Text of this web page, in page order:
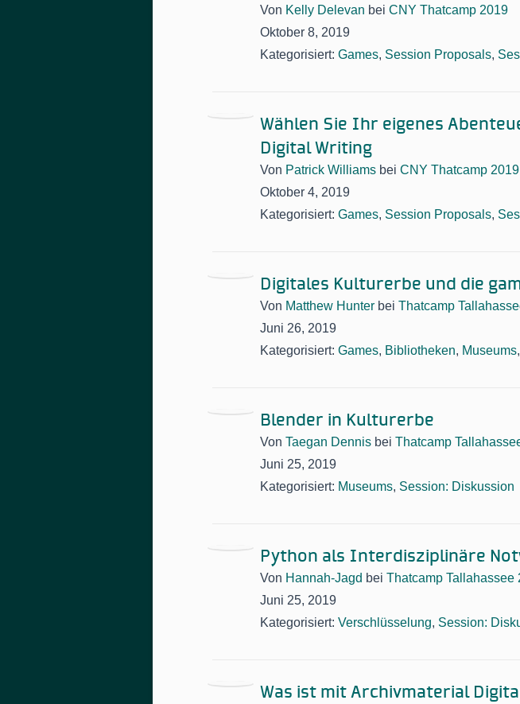
Von Kelly Delevan bei CNY Thatcamp 2019
Oktober 8, 2019
Kategorisiert: Games, Session Proposals,
Wählen Sie Ihr eigenes
Digital Writing
Von Patrick Williams bei CNY Thatcamp 2019
Oktober 4, 2019
Kategorisiert: Games, Session Proposals,
Digitales Kulturerbe und die
Von Matthew Hunter bei Thatcamp
Juni 26, 2019
Kategorisiert: Games, Bibliotheken, Museums,
Blender in Kulturerbe
Von Taegan Dennis bei Thatcamp
Juni 25, 2019
Kategorisiert: Museums, Session: Diskussion
Python als Interdisziplinäre
Von Hannah-Jagd bei Thatcamp Tallahassee
Juni 25, 2019
Kategorisiert: Verschlüsselung, Session:
Was ist mit Archivmaterial